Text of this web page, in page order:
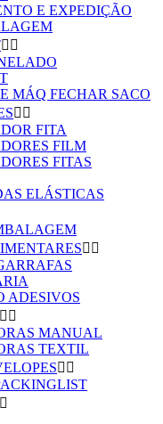
E EXPEDIÇÃO
 
MÁQ FECHAR SACO
 
FITA
FILM
FITAS
ELÁSTICAS
 
ADESIVOS
 
MANUAL
TEXTIL
 
